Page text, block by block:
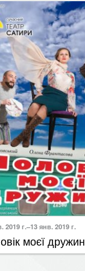
2019 г.–13 янв. 2019 г.
моєї дружини